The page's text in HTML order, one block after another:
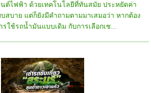
ต์ไฟฟ้า ด้วยเทคโนโลยีที่ทันสมัย ประหยัดค่า
สบาย แต่ก็ยังมีคำถามตามมาเสมอว่า หากต้อง
รใช้รถน้ำมันแบบเดิม กับการเลือกเช...